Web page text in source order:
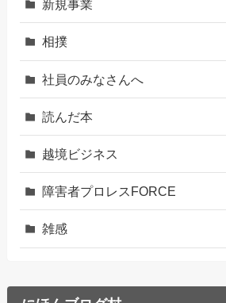
新規事業
相撲
社員のみなさんへ
読んだ本
越境ビジネス
障害者プロレスFORCE
雑感